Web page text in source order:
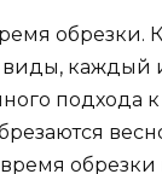
обрезки.
виды, каждый
подхода к
обрезки